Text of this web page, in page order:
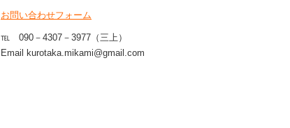
お問い合わせフォーム
℡ 090－4307－3977（三上）
Email kurotaka.mikami@gmail.com